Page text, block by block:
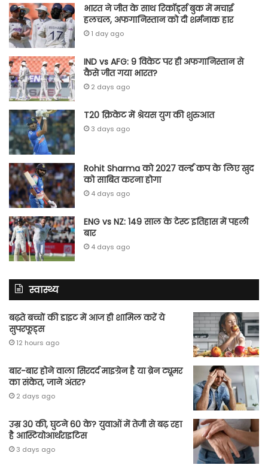
भारत ने जीत के साथ रिकॉर्ड्स बुक में मचाई
हलचल, अफगानिस्तान को दी शर्मनाक हार
1 day ago
IND vs AFG: 9 विकेट पर ही अफगानिस्तान से
कैसे जीत गया भारत?
2 days ago
T20 क्रिकेट में श्रेयस युग की शुरुआत
3 days ago
Rohit Sharma को 2027 वर्ल्‍ड कप के लिए खुद
को साबित करना होगा
4 days ago
ENG vs NZ: 149 साल के टेस्‍ट इतिहास में पहली
बार
4 days ago
स्वास्थ्य
बढ़ते बच्चों की डाइट में आज ही शामिल करें ये
सुपरफूड्स
12 hours ago
बार-बार होने वाला सिरदर्द माइग्रेन है या ब्रेन ट्यूमर
का संकेत, जाने अंतर?
2 days ago
उम्र 30 की, घुटने 60 के? युवाओं में तेजी से बढ़ रहा
है आस्टियोआर्थराइटिस
3 days ago